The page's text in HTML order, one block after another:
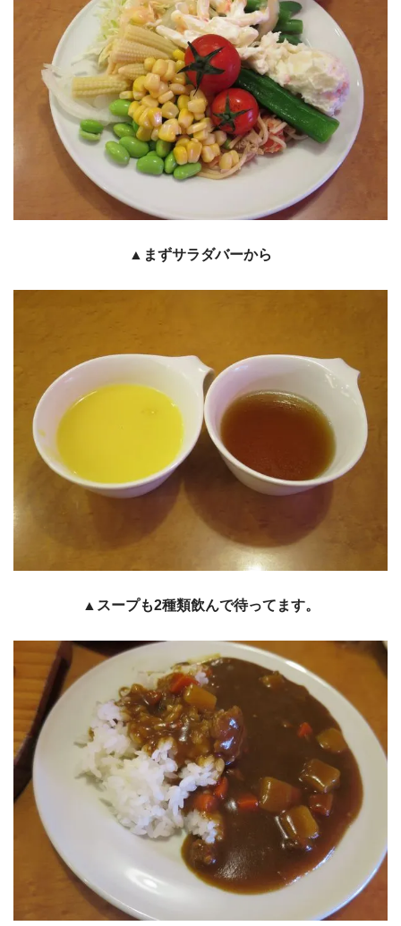
▲まずサラダバーから
▲スープも2種類飲んで待ってます。